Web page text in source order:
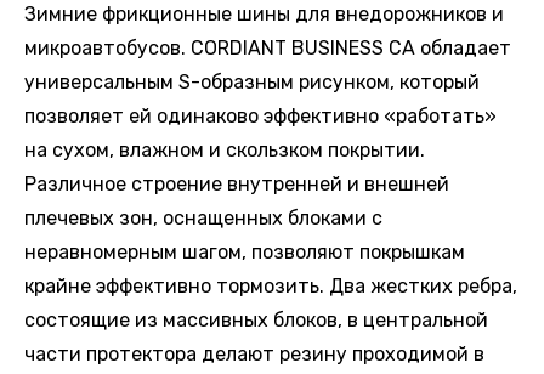
Зимние фрикционные шины для внедорожников и
микроавтобусов. CORDIANT BUSINESS CA обладает
универсальным S-образным рисунком, который
позволяет ей одинаково эффективно «работать»
на сухом, влажном и скользком покрытии.
Различное строение внутренней и внешней
плечевых зон, оснащенных блоками с
неравномерным шагом, позволяют покрышкам
крайне эффективно тормозить. Два жестких ребра,
состоящие из массивных блоков, в центральной
части протектора делают резину проходимой в